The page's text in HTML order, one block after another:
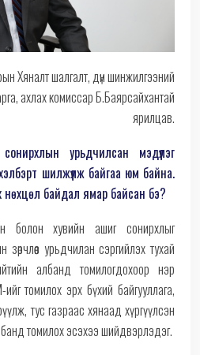
Хяналт шалгалт, дүн шинжилгээний
ахлах комиссар Б.Баярсайхантай
ярилцав.
урьдчилсан мэдүүлэг
шилжүүлж байгаа юм байна.
байдал ямар байсан бэ?
болон хувийн ашиг сонирхлыг
урьдчилан сэргийлэх тухай
албанд томилогдохоор нэр
томилох эрх бүхий байгууллага,
тус газраас хянаад хүргүүлсэн
томилох эсэхээ шийдвэрлэдэг.